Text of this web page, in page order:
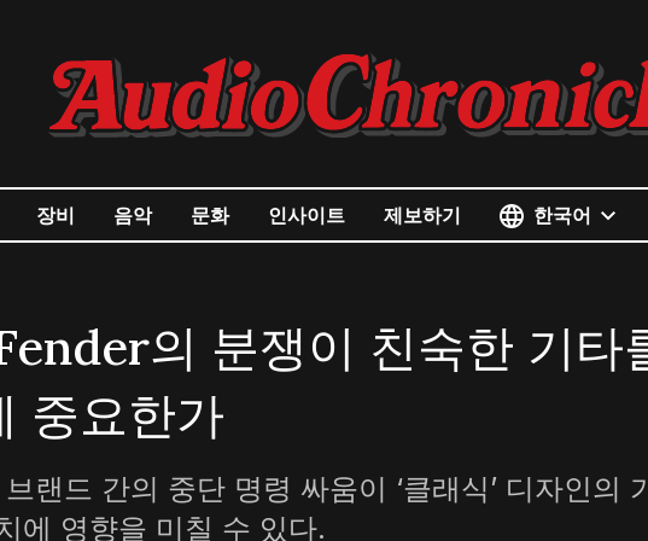
장비 음악 문화 인사이트 제보하기 한국어
의 분쟁이 친숙한 기타
중요한가
랜드 간의 중단 명령 싸움이 ‘클래식’ 디자인의
에 영향을 미칠 수 있다.